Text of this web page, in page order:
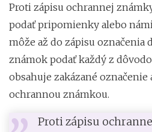
Proti zápisu ochrannej
podať pripomienky alebo
môže až do zápisu označenia
známok podať každý z
obsahuje zakázané
ochrannou známkou.
Proti zápisu